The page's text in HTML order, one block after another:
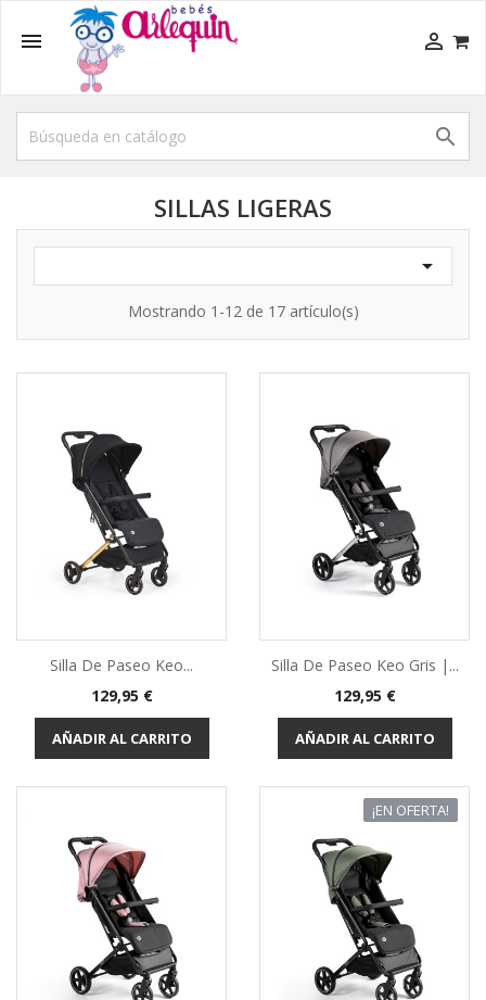
 

SILLAS LIGERAS

Mostrando 1-12 de 17 artículo(s)
Silla De Paseo Keo...
Precio
129,95 €
AÑADIR AL CARRITO
Silla De Paseo Keo Gris |...
Precio
129,95 €
AÑADIR AL CARRITO
¡EN OFERTA!